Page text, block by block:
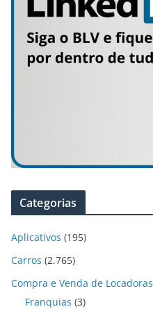
Categorias
Aplicativos (195)
Carros (2.765)
Compra e Venda de Locadoras
Franquias (3)